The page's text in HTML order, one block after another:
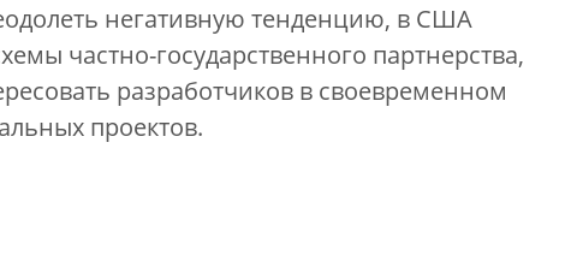
негативную тенденцию, в США
частно-государственного партнерства,
разработчиков в своевременном
проектов.